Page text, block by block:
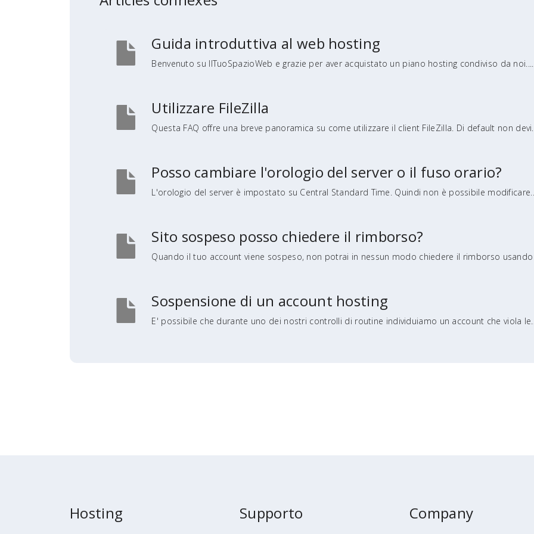
Guida introduttiva al web hosting
Benvenuto su IlTuoSpazioWeb e grazie per aver acquistato un piano hosting condiviso da noi....
Utilizzare FileZilla
Questa FAQ offre una breve panoramica su come utilizzare il client FileZilla. Di default non
Posso cambiare l'orologio del server o il fuso orario?
L'orologio del server è impostato su Central Standard Time. Quindi non è possibile
Sito sospeso posso chiedere il rimborso?
Quando il tuo account viene sospeso, non potrai in nessun modo chiedere il rimborso usando
Sospensione di un account hosting
E' possibile che durante uno dei nostri controlli di routine individuiamo un account che viola
Hosting Supporto Company